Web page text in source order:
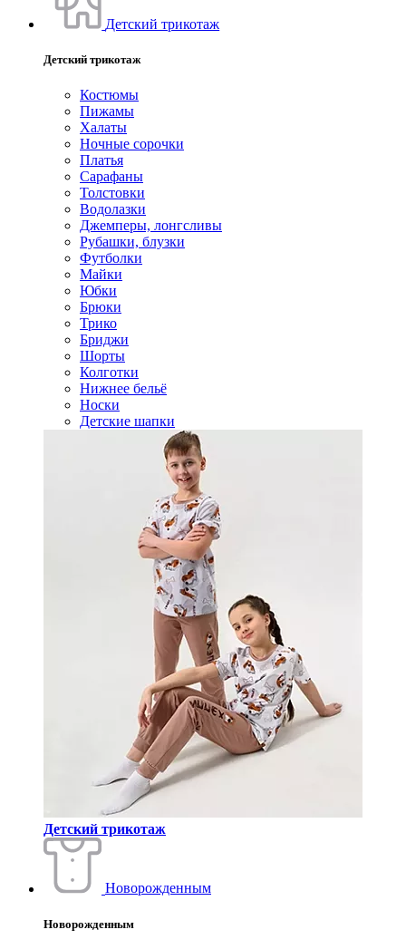
Детский трикотаж
Детский трикотаж
Костюмы
Пижамы
Халаты
Ночные сорочки
Платья
Сарафаны
Толстовки
Водолазки
Джемперы, лонгсливы
Рубашки, блузки
Футболки
Майки
Юбки
Брюки
Трико
Бриджи
Шорты
Колготки
Нижнее бельё
Носки
Детские шапки
Детский трикотаж
Новорожденным
Новорожденным